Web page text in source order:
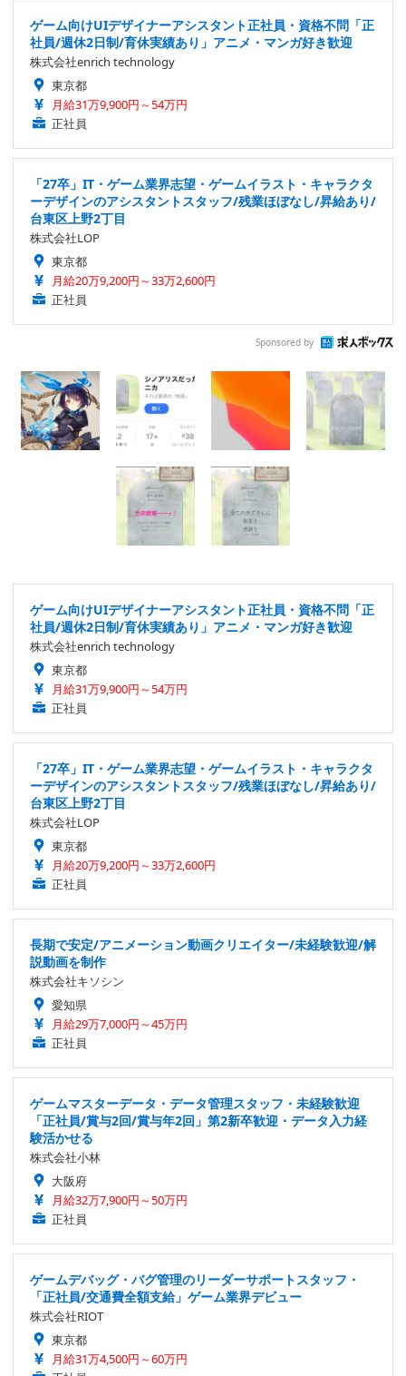
ゲーム向けUIデザイナーアシスタント正社員・資格不問「正
社員/週休2日制/育休実績あり」アニメ・マンガ好き歓迎
株式会社enrich technology
東京都
月給31万9,900円～54万円
正社員
「27卒」IT・ゲーム業界志望・ゲームイラスト・キャラクタ
ーデザインのアシスタントスタッフ/残業ほぼなし/昇給あり/
台東区上野2丁目
株式会社LOP
東京都
月給20万9,200円～33万2,600円
正社員
Sponsored by
ゲーム向けUIデザイナーアシスタント正社員・資格不問「正
社員/週休2日制/育休実績あり」アニメ・マンガ好き歓迎
株式会社enrich technology
東京都
月給31万9,900円～54万円
正社員
「27卒」IT・ゲーム業界志望・ゲームイラスト・キャラクタ
ーデザインのアシスタントスタッフ/残業ほぼなし/昇給あり/
台東区上野2丁目
株式会社LOP
東京都
月給20万9,200円～33万2,600円
正社員
長期で安定/アニメーション動画クリエイター/未経験歓迎/解
説動画を制作
株式会社キソシン
愛知県
月給29万7,000円～45万円
正社員
ゲームマスターデータ・データ管理スタッフ・未経験歓迎
「正社員/賞与2回/賞与年2回」第2新卒歓迎・データ入力経
験活かせる
株式会社小林
大阪府
月給32万7,900円～50万円
正社員
ゲームデバッグ・バグ管理のリーダーサポートスタッフ・
「正社員/交通費全額支給」ゲーム業界デビュー
株式会社RIOT
東京都
月給31万4,500円～60万円